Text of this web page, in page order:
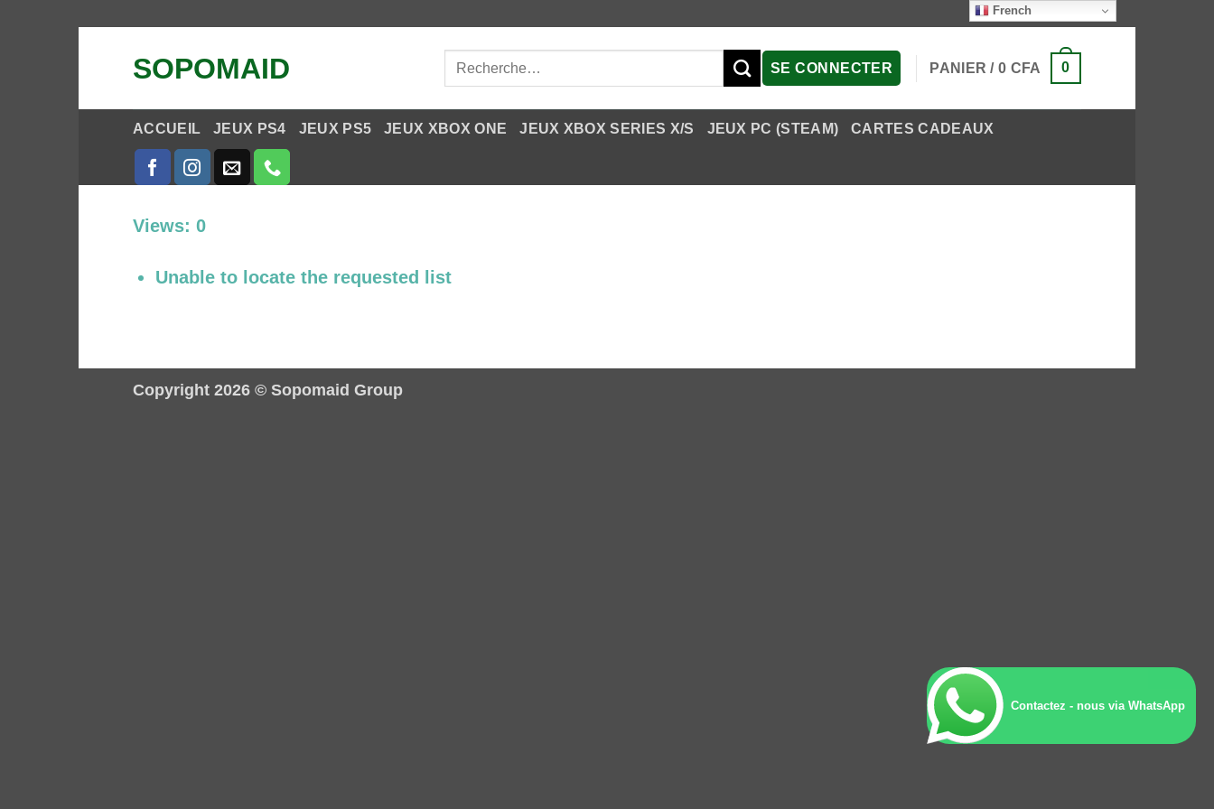
SOPOMAID
Recherche
SE CONNECTER PANIER /0 CFA 0
ACCUEIL JEUX PS4 JEUX PS5 JEUX XBOX ONE JEUX XBOX SERIES X/S JEUX PC (STEAM) CARTES CADEAUX
Views: 0
Unable to locate the requested list
Copyright 2026 © Sopomaid Group
French
Contactez - nous via WhatsApp